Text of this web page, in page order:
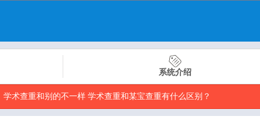
系统介绍
学术查重和别的不一样 学术查重和某宝查重有什么区别？